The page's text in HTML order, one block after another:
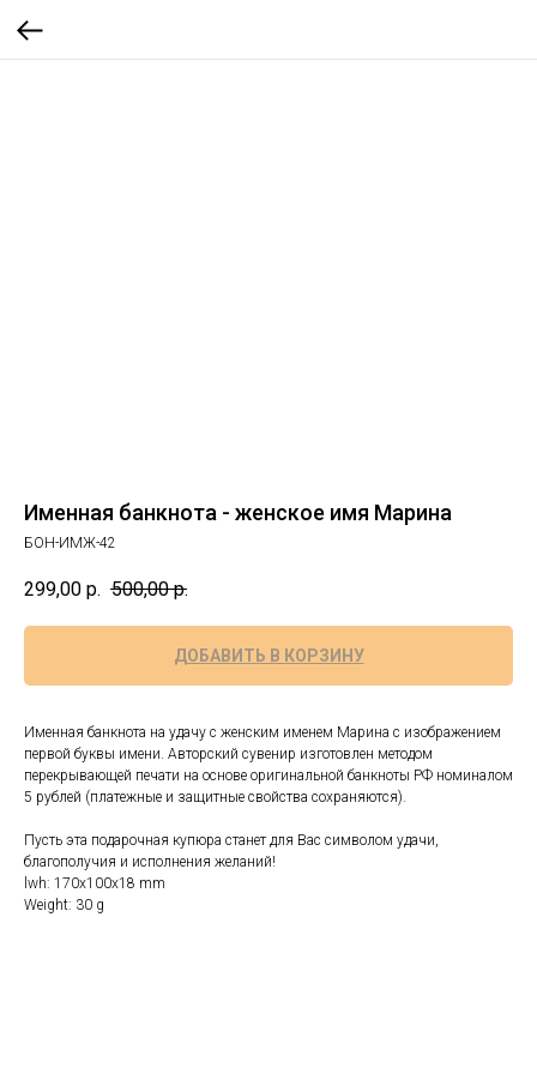
Именная банкнота - женское имя Марина
БОН-ИМЖ-42
299,00 р. 500,00 р.
ДОБАВИТЬ В КОРЗИНУ
Именная банкнота на удачу с женским именем Марина с изображением
первой буквы имени. Авторский сувенир изготовлен методом
перекрывающей печати на основе оригинальной банкноты РФ номиналом
5 рублей (платежные и защитные свойства сохраняются).
Пусть эта подарочная купюра станет для Вас символом удачи,
благополучия и исполнения желаний!
lwh: 170x100x18 mm
Weight: 30 g